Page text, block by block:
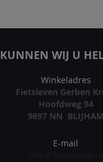
KUNNEN WIJ U
Winkeladres
Fietsleven Gerben
Hoofdweg 94
9697 NN BLIJHAM
E-mail